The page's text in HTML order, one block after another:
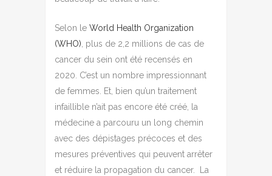
Selon le World Health Organization
(WHO) , plus de 2,2 millions de cas de
cancer du sein ont été recensés en
2020. C’est un nombre impressionnant
de femmes. Et, bien qu’un traitement
infaillible n’ait pas encore été créé, la
médecine a parcouru un long chemin
avec des dépistages précoces et des
mesures préventives qui peuvent arrêter
et réduire la propagation du cancer.
La